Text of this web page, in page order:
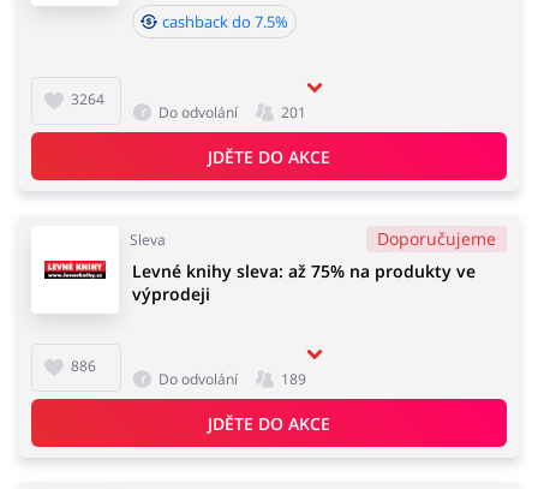
3264
cashback do 7.5%
Do odvolání 201
JDĚTE DO AKCE
Sleva Doporučujeme
886
Levné knihy sleva: až 75% na produkty ve
výprodeji
Do odvolání 189
JDĚTE DO AKCE